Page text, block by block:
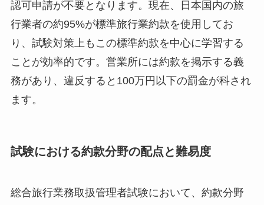
認可申請が不要となります。現在、日本国内の旅
行業者の約95%が標準旅行業約款を使用してお
り、試験対策上もこの標準約款を中心に学習する
ことが効率的です。営業所には約款を掲示する義
務があり、違反すると100万円以下の罰金が科され
ます。
試験における約款分野の配点と難易度
総合旅行業務取扱管理者試験において、約款分野